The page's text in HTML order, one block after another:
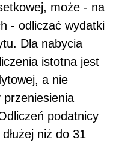
może - na
- odliczać wydatki
Dla nabycia
istotna jest
a nie
przeniesienia
podatnicy
niż do 31